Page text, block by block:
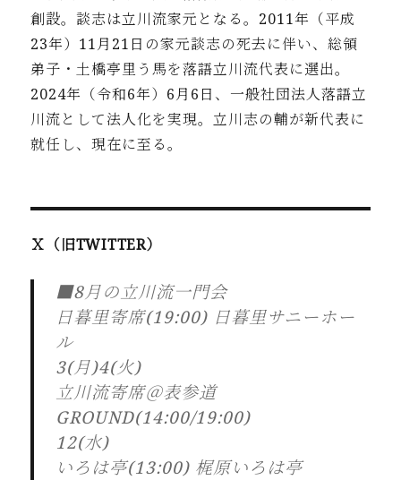
創設。談志は立川流家元となる。2011年（平成
23年）11月21日の家元談志の死去に伴い、総領
弟子・土橋亭里う馬を落語立川流代表に選出。
2024年 （令和6年）6月6日、一般社団法人落語立
川流として法人化を実現。立川志の輔が新代表に
就任し、現在に至る。
Ｘ（旧TWITTER）
■8月の立川流一門会
日暮里寄席(19:00) 日暮里サニーホー
ル
3(月)4(火)
立川流寄席＠表参道
GROUND(14:00/19:00)
12(水)
いろは亭(13:00) 梶原いろは亭